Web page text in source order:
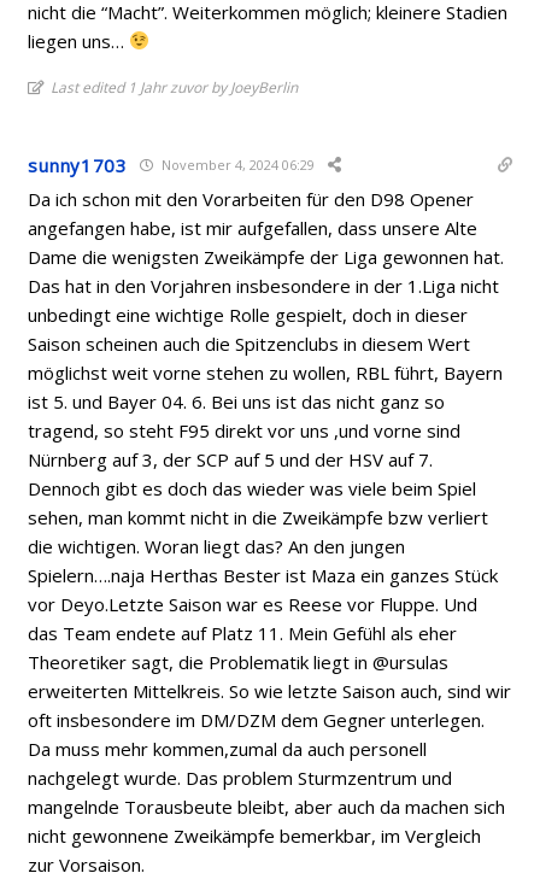
nicht die “Macht”. Weiterkommen möglich; kleinere Stadien
liegen uns…
Last edited 1 Jahr zuvor by JoeyBerlin
sunny1703 November 4, 2024 06:29
Da ich schon mit den Vorarbeiten für den D98 Opener
angefangen habe, ist mir aufgefallen, dass unsere Alte
Dame die wenigsten Zweikämpfe der Liga gewonnen hat.
Das hat in den Vorjahren insbesondere in der 1.Liga nicht
unbedingt eine wichtige Rolle gespielt, doch in dieser
Saison scheinen auch die Spitzenclubs in diesem Wert
möglichst weit vorne stehen zu wollen, RBL führt, Bayern
ist 5. und Bayer 04. 6. Bei uns ist das nicht ganz so
tragend, so steht F95 direkt vor uns ,und vorne sind
Nürnberg auf 3, der SCP auf 5 und der HSV auf 7.
Dennoch gibt es doch das wieder was viele beim Spiel
sehen, man kommt nicht in die Zweikämpfe bzw verliert
die wichtigen. Woran liegt das? An den jungen
Spielern….naja Herthas Bester ist Maza ein ganzes Stück
vor Deyo.Letzte Saison war es Reese vor Fluppe. Und
das Team endete auf Platz 11. Mein Gefühl als eher
Theoretiker sagt, die Problematik liegt in @ursulas
erweiterten Mittelkreis. So wie letzte Saison auch, sind wir
oft insbesondere im DM/DZM dem Gegner unterlegen.
Da muss mehr kommen,zumal da auch personell
nachgelegt wurde. Das problem Sturmzentrum und
mangelnde Torausbeute bleibt, aber auch da machen sich
nicht gewonnene Zweikämpfe bemerkbar, im Vergleich
zur Vorsaison.